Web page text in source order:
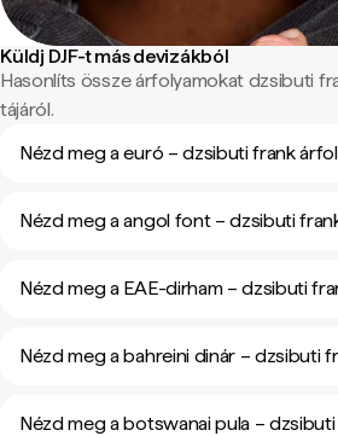
Küldj DJF-t más devizákból
Hasonlíts össze árfolyamokat dzsibuti
tájáról.
Nézd meg a euró – dzsibuti frank
Nézd meg a angol font – dzsibuti
Nézd meg a EAE-dirham – dzsibuti
Nézd meg a bahreini dinár – dzsibuti
Nézd meg a botswanai pula –